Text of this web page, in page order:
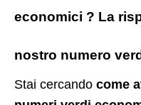
economici ? La
nostro numero
Stai cercando come